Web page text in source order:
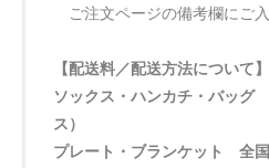
ご注文ページの備考欄にご入
【配送料／配送方法について】
ソックス・ハンカチ・バッグ
ス）
プレート・ブランケット 全国